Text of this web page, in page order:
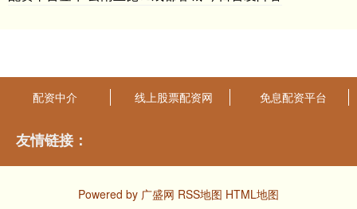
配资中介 线上股票配资网 免息配资平台
友情链接：
Powered by 广盛网 RSS地图 HTML地图